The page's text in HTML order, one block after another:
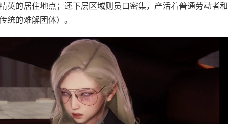
英的居住地点；还下层区域则员口密集，产活着普通劳动者和
统的难解团体）。